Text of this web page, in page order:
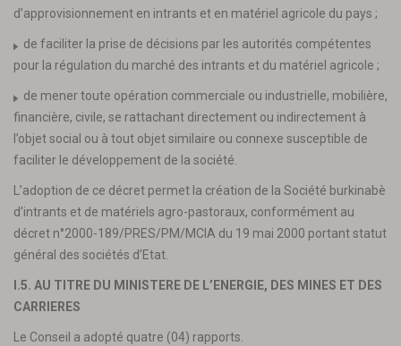
d’approvisionnement en intrants et en matériel agricole du pays ;
de faciliter la prise de décisions par les autorités compétentes
pour la régulation du marché des intrants et du matériel agricole ;
de mener toute opération commerciale ou industrielle, mobilière,
financière, civile, se rattachant directement ou indirectement à
l’objet social ou à tout objet similaire ou connexe susceptible de
faciliter le développement de la société.
L’adoption de ce décret permet la création de la Société burkinabè
d’intrants et de matériels agro-pastoraux, conformément au
décret n°2000-189/PRES/PM/MCIA du 19 mai 2000 portant statut
général des sociétés d’Etat.
I.5. AU TITRE DU MINISTERE DE L’ENERGIE, DES MINES ET DES
CARRIERES
Le Conseil a adopté quatre (04) rapports.